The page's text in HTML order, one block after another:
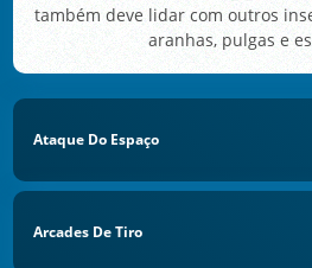
também deve lidar com outros
aranhas, pulgas e
Ataque Do Espaço
Arcades De Tiro